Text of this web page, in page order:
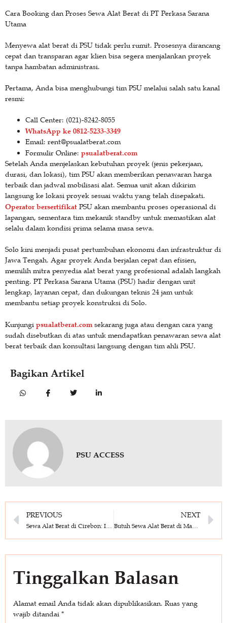
Cara Booking dan Proses Sewa Alat Berat di PT Perkasa Sarana
Utama
Menyewa alat berat di PSU tidak perlu rumit. Prosesnya dirancang
cepat dan transparan agar klien bisa segera menjalankan proyek
tanpa hambatan administrasi.
Pertama, Anda bisa menghubungi tim PSU melalui salah satu kanal
resmi:
Call Center: (021)-8242-8055
WhatsApp ke 0812-5233-3349
Email: rent@psualatberat.com
Formulir Online: psualatberat.com
Setelah Anda menjelaskan kebutuhan proyek (jenis pekerjaan,
durasi, dan lokasi), tim PSU akan memberikan penawaran harga
terbaik dan jadwal mobilisasi alat. Semua unit akan dikirim
langsung ke lokasi proyek sesuai waktu yang telah disepakati.
Operator bersertifikat PSU akan membantu proses operasional di
lapangan, sementara tim mekanik standby untuk memastikan alat
selalu dalam kondisi prima selama masa sewa.
Solo kini menjadi pusat pertumbuhan ekonomi dan infrastruktur di
Jawa Tengah. Agar proyek Anda berjalan cepat dan efisien,
memilih mitra penyedia alat berat yang profesional adalah langkah
penting. PT Perkasa Sarana Utama (PSU) hadir dengan unit
lengkap, layanan cepat, dan dukungan teknis 24 jam untuk
membantu setiap proyek konstruksi di Solo.
Kunjungi psualatberat.comsekarang juga atau dengan cara yang
sudah disebutkan di atas untuk mendapatkan penawaran sewa alat
berat terbaik dan konsultasi langsung dengan tim ahli PSU.
Bagikan Artikel
PSU ACCESS
PREVIOUS NEXT
Tinggalkan Balasan
Alamat email Anda tidak akan dipublikasikan. Ruas yang
wajib ditandai *